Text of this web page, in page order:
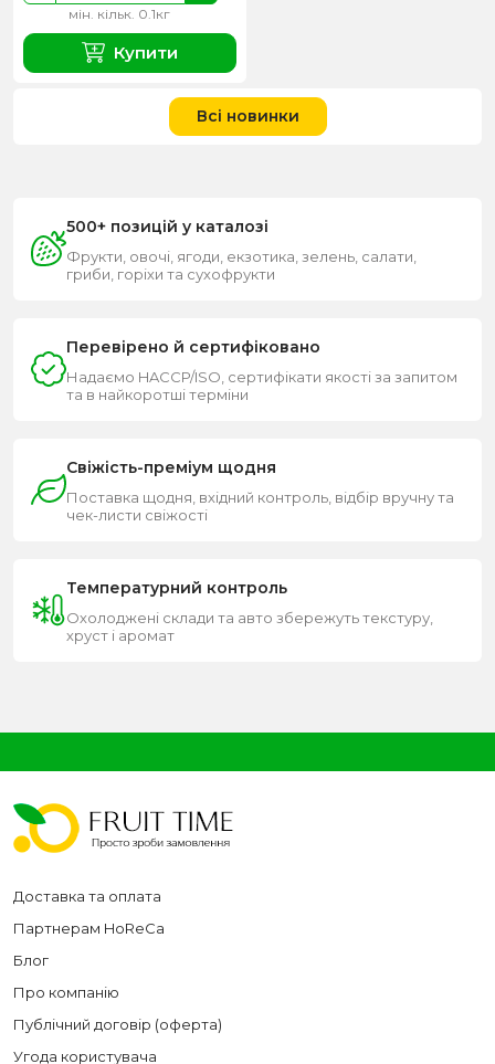
мін. кільк. 0.1кг
Купити
Всі новинки
500+ позицій у каталозі
Фрукти, овочі, ягоди, екзотика, зелень, салати,
гриби, горіхи та сухофрукти
Перевірено й сертифіковано
Надаємо HACCP/ISO, сертифікати якості за запитом
та в найкоротші терміни
Свіжість-преміум щодня
Поставка щодня, вхідний контроль, відбір вручну та
чек-листи свіжості
Температурний контроль
Охолоджені склади та авто збережуть текстуру,
хруст і аромат
Доставка та оплата
Партнерам HoReCa
Блог
Про компанію
Публічний договір (оферта)
Угода користувача